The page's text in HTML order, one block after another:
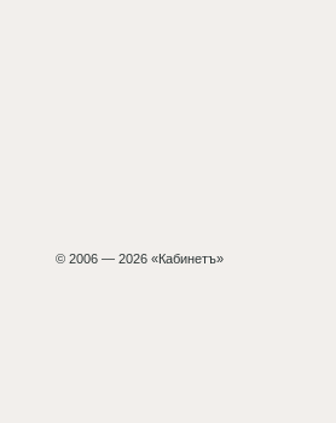
© 2006 — 2026 «Кабинетъ»